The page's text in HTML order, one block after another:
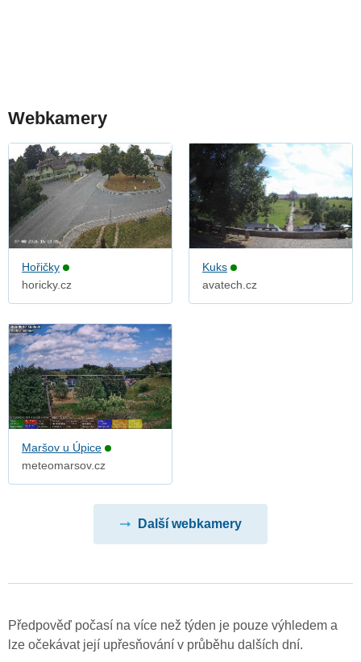
Webkamery
Hořičky
horicky.cz
Kuks
avatech.cz
Maršov u Úpice
meteomarsov.cz
Další webkamery
Předpověď počasí na více než týden je pouze výhledem a
lze očekávat její upřesňování v průběhu dalších dní.